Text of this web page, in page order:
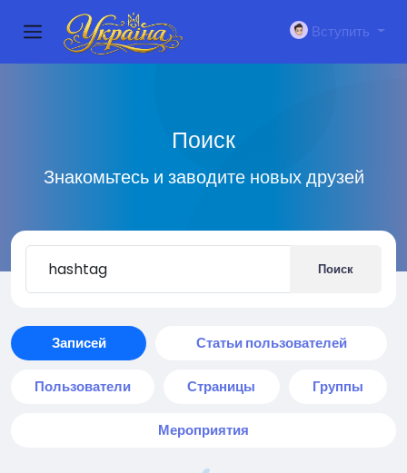
Вступить
Поиск
Знакомьтесь и заводите новых друзей
Поиск
Записей Статьи пользователей
Пользователи Страницы Группы
Мероприятия